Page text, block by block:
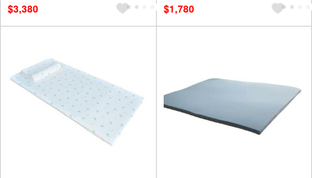
$3,380
$1,780